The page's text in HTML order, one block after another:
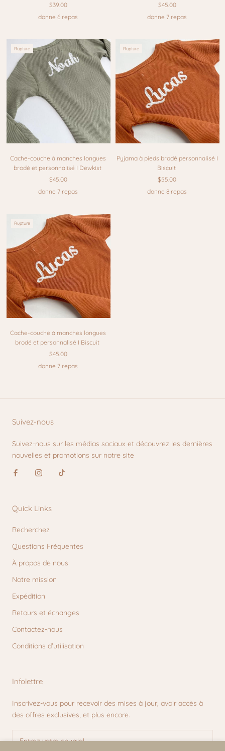
$39.00
donne 6 repas
$45.00
donne 7 repas
Rupture
Cache-couche à manches longues
brodé et personnalisé I Dewkist
$45.00
donne 7 repas
Rupture
Pyjama à pieds brodé personnalisé I
Biscuit
$55.00
donne 8 repas
Rupture
Cache-couche à manches longues
brodé et personnalisé I Biscuit
$45.00
donne 7 repas
Suivez-nous
Suivez-nous sur les médias sociaux et découvrez les dernières
nouvelles et promotions sur notre site
Quick Links
Recherchez
Questions Fréquentes
À propos de nous
Notre mission
Expédition
Retours et échanges
Contactez-nous
Conditions d'utilisation
Infolettre
Inscrivez-vous pour recevoir des mises à jour, avoir accès à
des offres exclusives, et plus encore.